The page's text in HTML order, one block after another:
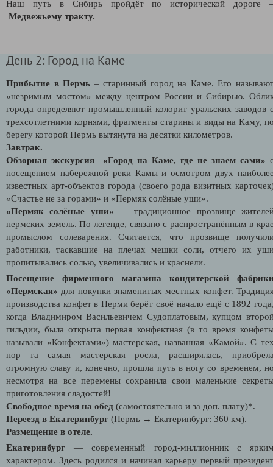
Наш путь в Сибирь пройдёт по исторической дороге
Медвежьему тракту.
День 2: Город на Каме
Прибытие в Пермь – старинный город на Каме. Его
«незримым мостом» между центром России и Сибирью.
города определяют промышленный колорит уральских заводов
трехсотлетними корнями, фрагменты старины и виды на Каму,
берегу которой Пермь вытянута на десятки километров.
Завтрак.
Обзорная экскурсия «Город на Каме, где не знаем сами»
посещением набережной реки Камы и осмотром двух
известных арт-объектов города (своего рода визитных
«Счастье не за горами» и «Пермяк солёные уши».
«Пермяк солёные уши» — традиционное прозвище
пермских земель. По легенде, связано с распространённым в
промыслом солеварения. Считается, что прозвище
работники, таскавшие на плечах мешки соли, отчего их
пропитывались солью, увеличивались и краснели.
Посещение фирменного магазина кондитерской
«Пермская» для покупки знаменитых местных конфет.
производства конфет в Перми берёт своё начало ещё с 1892
когда Владимиром Васильевичем Судоплатовым, купцом
гильдии, была открыта первая конфектная (в то время
называли «Конфектами») мастерская, названная «Камой». С
пор та самая мастерская росла, расширялась,
огромную славу и, конечно, прошла путь в ногу со временем,
несмотря на все перемены сохранила свои маленькие
приготовления сладостей!
Свободное время на обед (самостоятельно и за доп. плату)*.
Переезд в Екатеринбург (Пермь → Екатеринбург: 360 км).
Размещение в отеле.
Екатеринбург — современный город-миллионник с
характером. Здесь родился и начинал карьеру первый